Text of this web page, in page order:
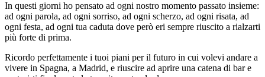
In questi giorni ho pensato ad ogni nostro momento passato insieme:
ad ogni parola, ad ogni sorriso, ad ogni scherzo, ad ogni risata, ad
ogni festa, ad ogni tua caduta dove però eri sempre riuscito a rialzarti
più forte di prima.
Ricordo perfettamente i tuoi piani per il futuro in cui volevi andare a
vivere in Spagna, a Madrid, e riuscire ad aprire una catena di bar e